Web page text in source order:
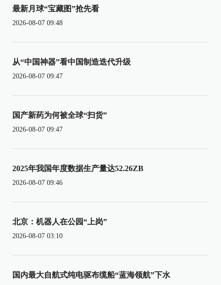
最新月球“宝藏图”抢先看
2026-08-07 09:48
从“中国神器”看中国制造迭代升级
2026-08-07 09:47
国产新药为何被全球“扫货”
2026-08-07 09:47
2025年我国年度数据生产量达52.26ZB
2026-08-07 09:46
北京：机器人在公园“上岗”
2026-08-07 03:10
国内最大自航式纯电驱布缆船“蓝海领航”下水